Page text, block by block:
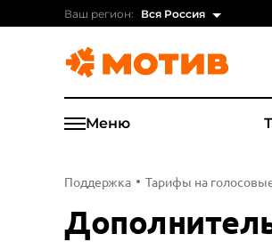
Ваш регион: Вся Россия
Меню
Поддержка Тарифы на